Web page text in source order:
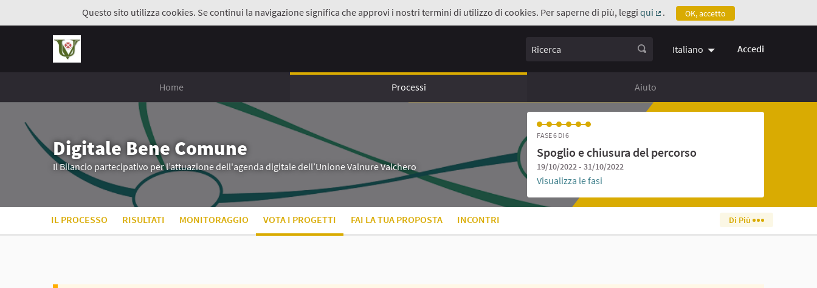
Questo sito utilizza cookies. Se continui la navigazione significa che approvi i nostri termini di utilizzo di cookies. Per saperne di più, leggi qui
(Collegamento esterno)
. OK, accetto
Ricerca Italiano Accedi
Home Processi Aiuto
Digitale Bene Comune
Il Bilancio partecipativo per l’attuazione dell'agenda digitale dell’Unione Valnure Valchero
FASE 6 DI 6
Spoglio e chiusura del percorso
19/10/2022 - 31/10/2022
Visualizza le fasi
IL PROCESSO RISULTATI MONITORAGGIO VOTA I PROGETTI FAI LA TUA PROPOSTA INCONTRI Di Più